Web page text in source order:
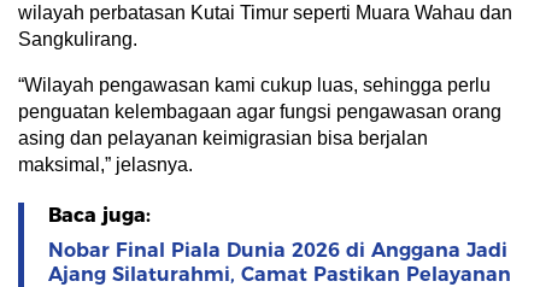
wilayah perbatasan Kutai Timur seperti Muara Wahau dan
Sangkulirang.
“Wilayah pengawasan kami cukup luas, sehingga perlu
penguatan kelembagaan agar fungsi pengawasan orang
asing dan pelayanan keimigrasian bisa berjalan
maksimal,” jelasnya.
Baca juga:
Nobar Final Piala Dunia 2026 di Anggana Jadi
Ajang Silaturahmi, Camat Pastikan Pelayanan